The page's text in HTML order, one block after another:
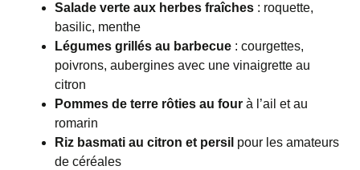
Salade verte aux herbes fraîches : roquette,
basilic, menthe
Légumes grillés au barbecue : courgettes,
poivrons, aubergines avec une vinaigrette au
citron
Pommes de terre rôties au four à l’ail et au
romarin
Riz basmati au citron et persil pour les amateurs
de céréales